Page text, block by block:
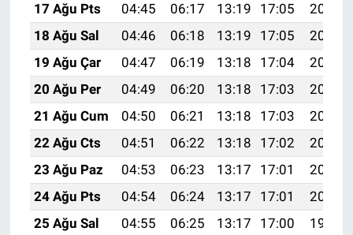
17 Ağu Pts
04:45 06:17 13:19 17:05
20:10
18 Ağu Sal
04:46 06:18 13:19 17:05
20:09
19 Ağu Çar
04:47 06:19 13:18 17:04
20:08
20 Ağu Per
04:49 06:20 13:18 17:03
20:06
21 Ağu Cum
04:50 06:21 13:18 17:03
20:05
22 Ağu Cts
04:51 06:22 13:18 17:02
20:03
23 Ağu Paz
04:53 06:23 13:17 17:01
20:02
24 Ağu Pts
04:54 06:24 13:17 17:01
20:01
25 Ağu Sal
04:55 06:25 13:17 17:00 19:59